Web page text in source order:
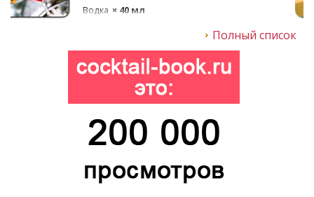
Полный список